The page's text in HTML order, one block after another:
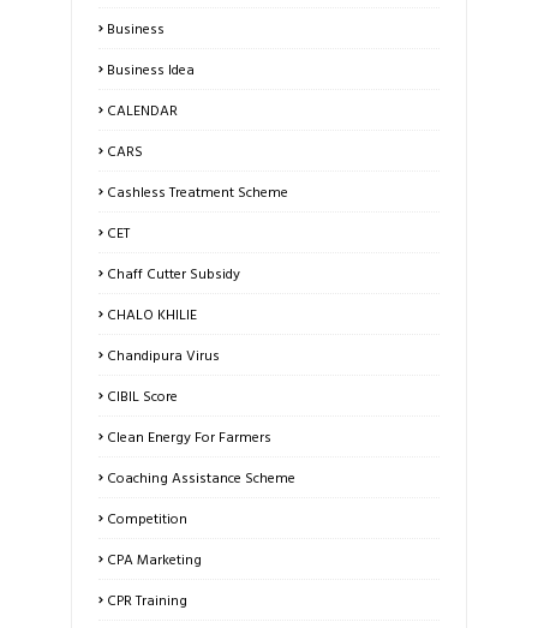
Business
Business Idea
CALENDAR
CARS
Cashless Treatment Scheme
CET
Chaff Cutter Subsidy
CHALO KHILIE
Chandipura Virus
CIBIL Score
Clean Energy For Farmers
Coaching Assistance Scheme
Competition
CPA Marketing
CPR Training